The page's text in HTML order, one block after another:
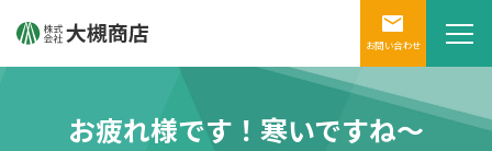
お問い合わせ
お疲れ様です！寒いですね～